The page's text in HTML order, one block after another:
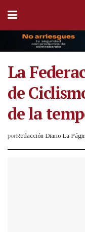
La
de
de la
porRedacción Diario La